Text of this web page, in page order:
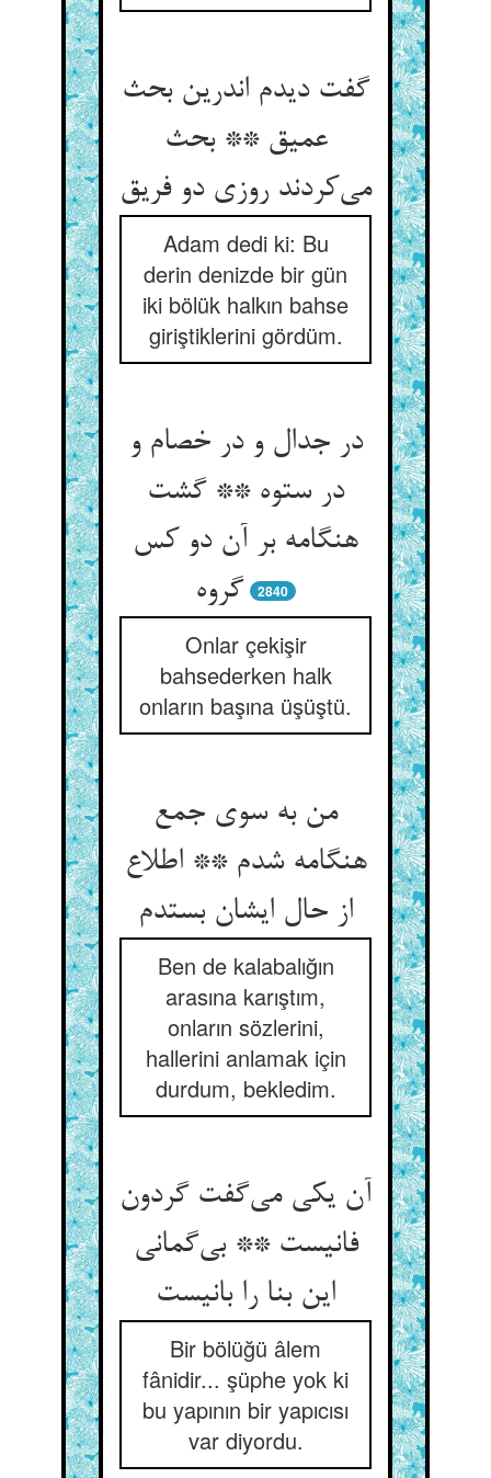
گفت دیدم اندرین بحث
عمیق ** بحث
می‌کردند روزی دو فریق
Adam dedi ki: Bu
derin denizde bir gün
iki bölük halkın bahse
giriştiklerini gördüm.
در جدال و در خصام و
در ستوه ** گشت
هنگامه بر آن دو کس
گروه
2840
Onlar çekişir
bahsederken halk
onların başına üşüştü.
من به سوی جمع
هنگامه شدم ** اطلاع
از حال ایشان بستدم
Ben de kalabalığın
arasına karıştım,
onların sözlerini,
hallerini anlamak için
durdum, bekledim.
آن یکی می‌گفت گردون
فانیست ** بی‌گمانی
این بنا را بانیست
Bir bölüğü âlem
fânidir... şüphe yok ki
bu yapının bir yapıcısı
var diyordu.